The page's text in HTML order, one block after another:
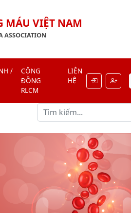
MÁU VIỆT NAM
ASSOCIATION
/
CỘNG
ĐỒNG
RLCM
LIÊN
HỆ